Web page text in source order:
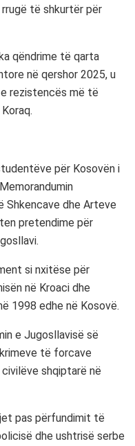
të shkurtër për
qëndrime të qarta
në qershor 2025, u
rezistencës më të
për Kosovën i
Shkencave dhe Arteve
pretendime për
si nxitëse për
në Kroaci dhe
1998 edhe në Kosovë.
e Jugosllavisë së
të forcave
shqiptarë në
pas përfundimit të
dhe ushtrisë serbe